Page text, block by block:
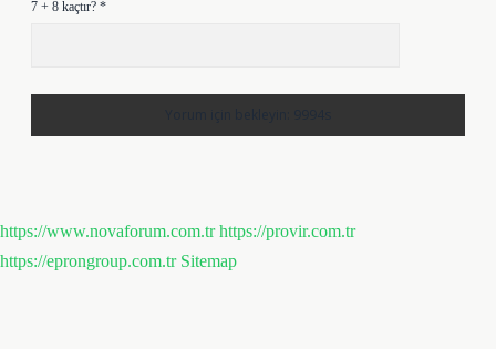
7 + 8 kaçtır? *
https://www.novaforum.com.tr https://provir.com.tr
https://eprongroup.com.tr Sitemap